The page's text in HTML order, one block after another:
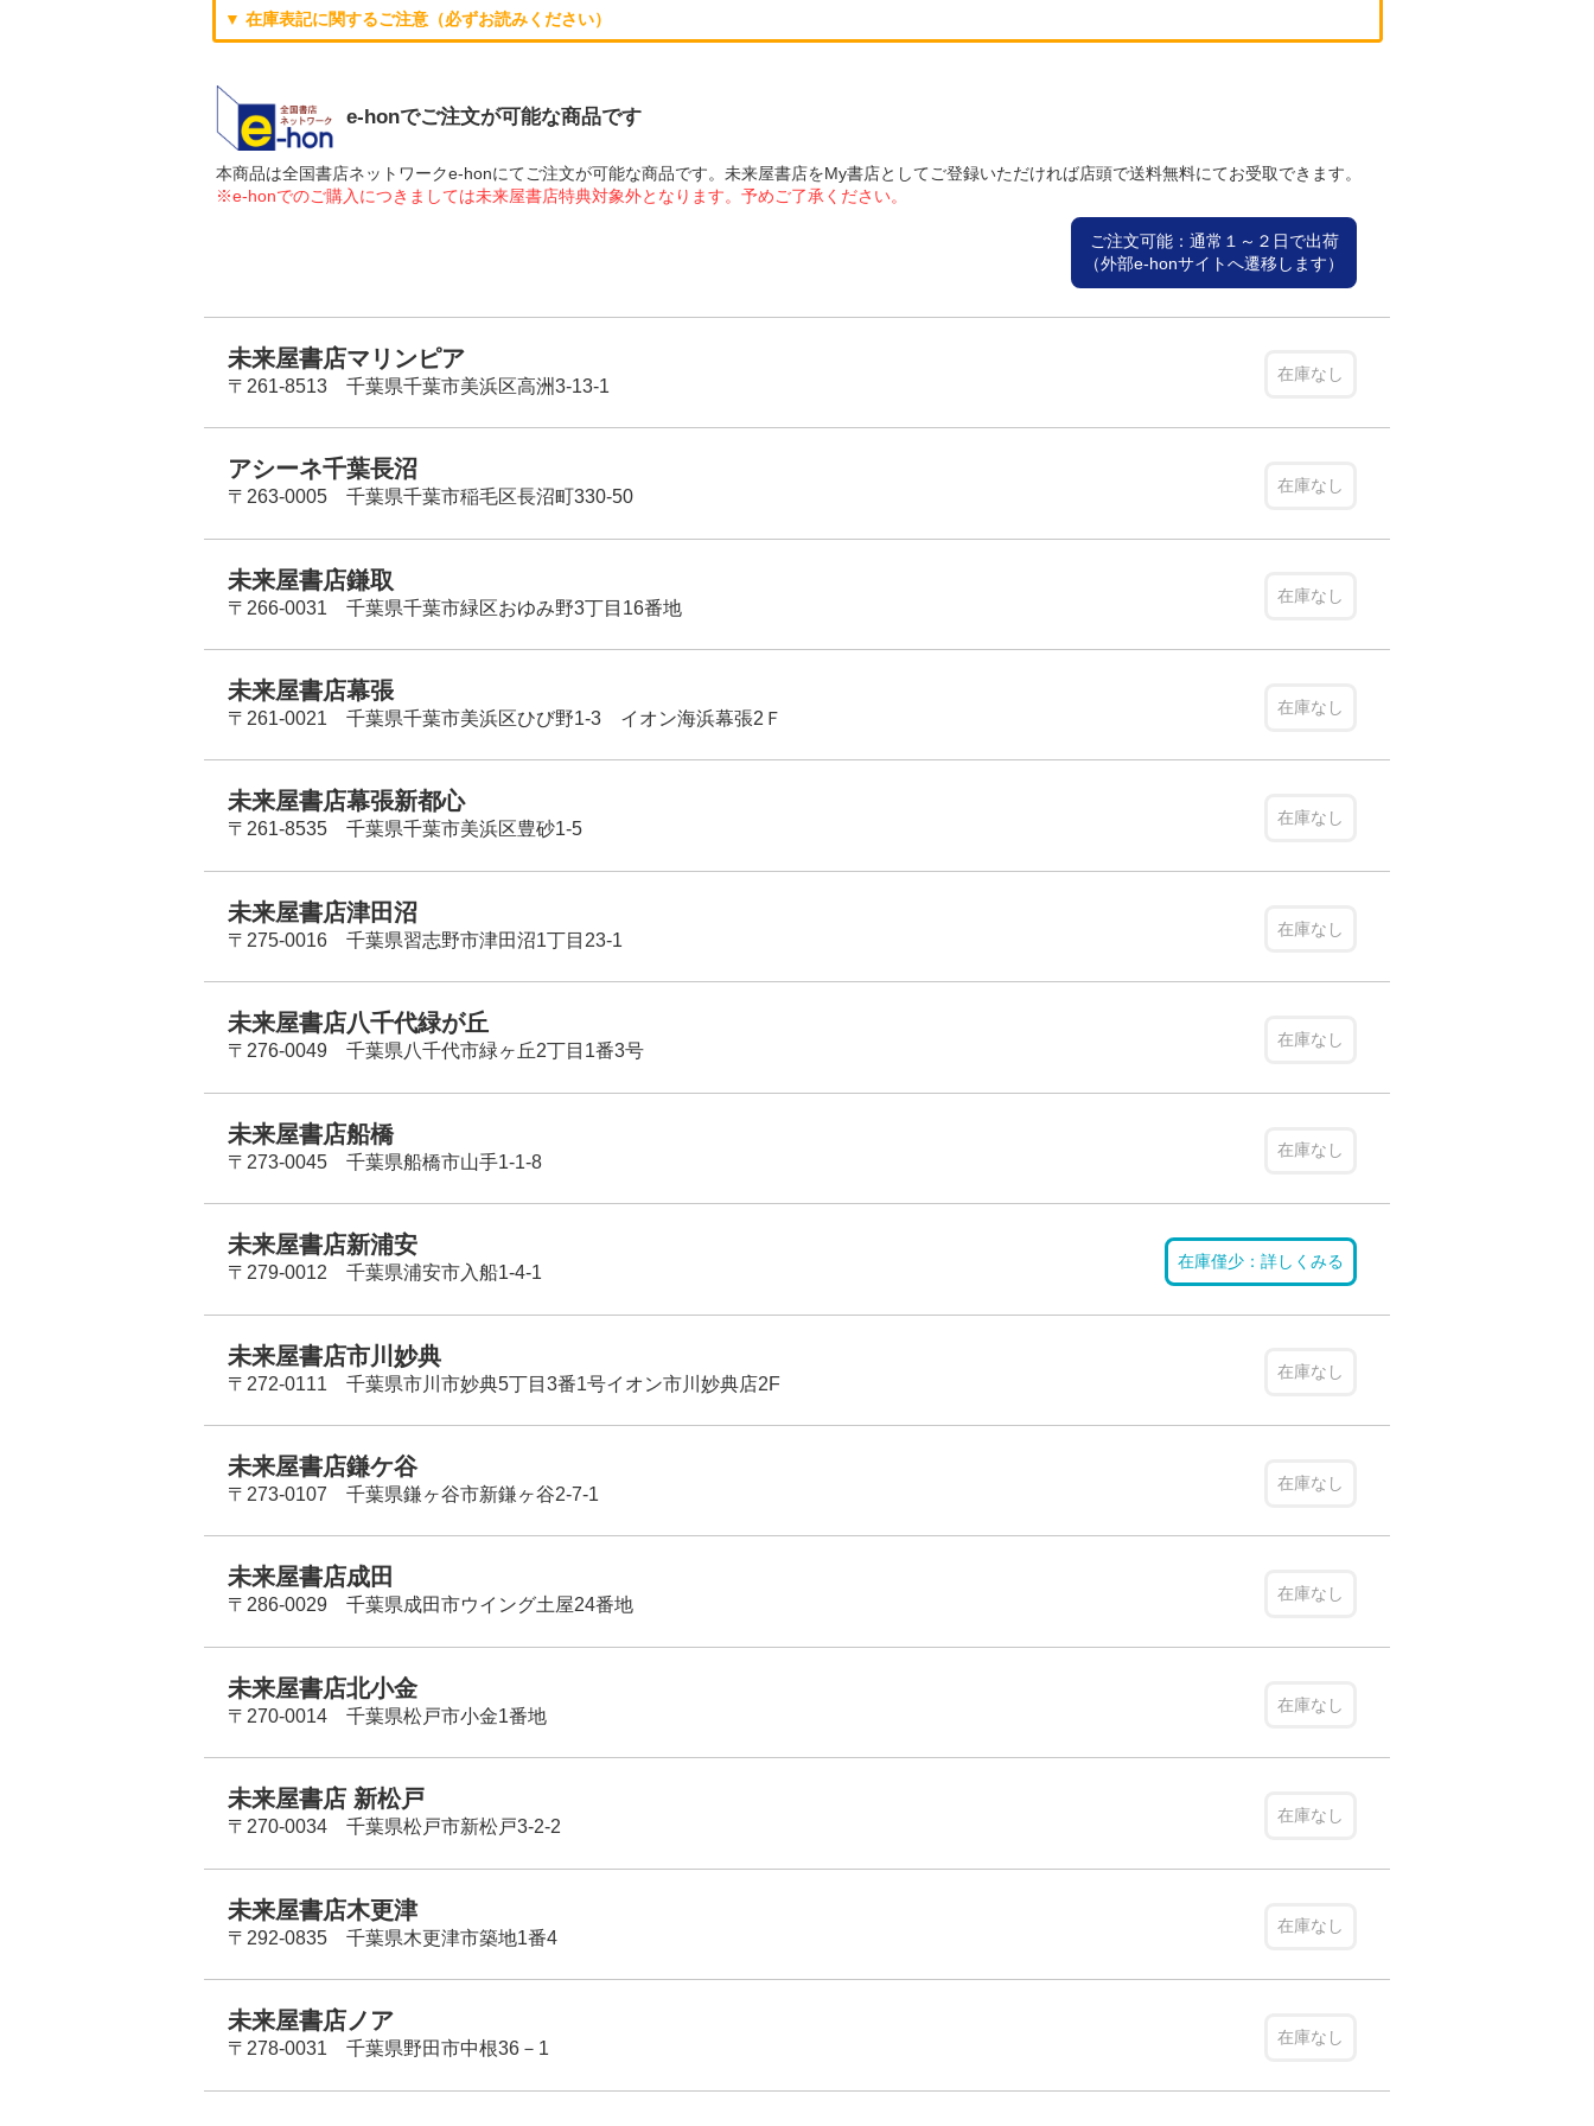
▼ 在庫表記に関するご注意（必ずお読みください）
e-honでご注文が可能な商品です
本商品は全国書店ネットワークe-honにてご注文が可能な商品です。未来屋書店をMy書店としてご登録いただければ店頭で送料無料にてお受取できます。
※e-honでのご購入につきましては未来屋書店特典対象外となります。予めご了承ください。
ご注文可能：通常１～２日で出荷
（外部e-honサイトへ遷移します）
未来屋書店マリンピア
〒261-8513 千葉県千葉市美浜区高洲3-13-1
在庫なし
アシーネ千葉長沼
〒263-0005 千葉県千葉市稲毛区長沼町330-50
在庫なし
未来屋書店鎌取
〒266-0031 千葉県千葉市緑区おゆみ野3丁目16番地
在庫なし
未来屋書店幕張
〒261-0021 千葉県千葉市美浜区ひび野1-3 イオン海浜幕張2Ｆ
在庫なし
未来屋書店幕張新都心
〒261-8535 千葉県千葉市美浜区豊砂1-5
在庫なし
未来屋書店津田沼
〒275-0016 千葉県習志野市津田沼1丁目23-1
在庫なし
未来屋書店八千代緑が丘
〒276-0049 千葉県八千代市緑ヶ丘2丁目1番3号
在庫なし
未来屋書店船橋
〒273-0045 千葉県船橋市山手1-1-8
在庫なし
未来屋書店新浦安
〒279-0012 千葉県浦安市入船1-4-1
在庫僅少：詳しくみる
未来屋書店市川妙典
〒272-0111 千葉県市川市妙典5丁目3番1号イオン市川妙典店2F
在庫なし
未来屋書店鎌ケ谷
〒273-0107 千葉県鎌ヶ谷市新鎌ヶ谷2-7-1
在庫なし
未来屋書店成田
〒286-0029 千葉県成田市ウイング土屋24番地
在庫なし
未来屋書店北小金
〒270-0014 千葉県松戸市小金1番地
在庫なし
未来屋書店 新松戸
〒270-0034 千葉県松戸市新松戸3-2-2
在庫なし
未来屋書店木更津
〒292-0835 千葉県木更津市築地1番4
在庫なし
未来屋書店ノア
〒278-0031 千葉県野田市中根36－1
在庫なし